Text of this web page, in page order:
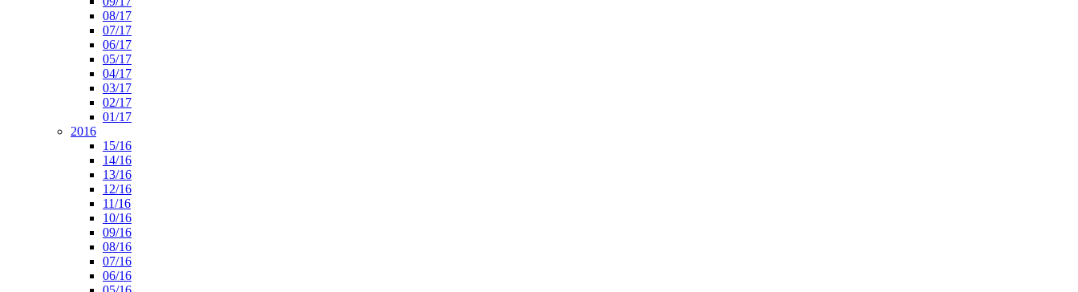
08/17
07/17
06/17
05/17
04/17
03/17
02/17
01/17
2016
15/16
14/16
13/16
12/16
11/16
10/16
09/16
08/16
07/16
06/16